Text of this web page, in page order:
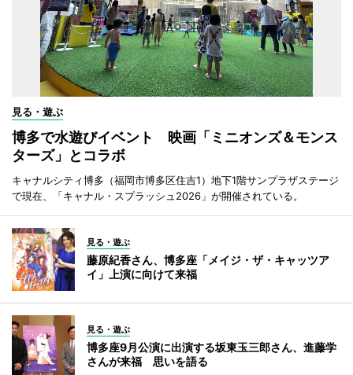
見る・遊ぶ
博多で水遊びイベント 映画「ミニオンズ＆モンス
ターズ」とコラボ
キャナルシティ博多（福岡市博多区住吉1）地下1階サンプラザステージ
で現在、「キャナル・スプラッシュ2026」が開催されている。
見る・遊ぶ
藤原紀香さん、博多座「メイジ・ザ・キャッツア
イ」上演に向けて来福
見る・遊ぶ
博多座9月公演に出演する坂東玉三郎さん、進藤学
さんが来福 思いを語る